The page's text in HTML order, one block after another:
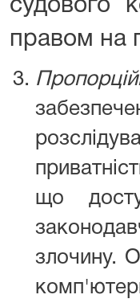
судового
правом на
що
злочину.